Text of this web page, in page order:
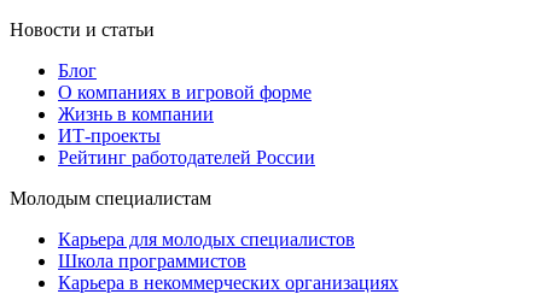
Новости и статьи
Блог
О компаниях в игровой форме
Жизнь в компании
ИТ-проекты
Рейтинг работодателей России
Молодым специалистам
Карьера для молодых специалистов
Школа программистов
Карьера в некоммерческих организациях